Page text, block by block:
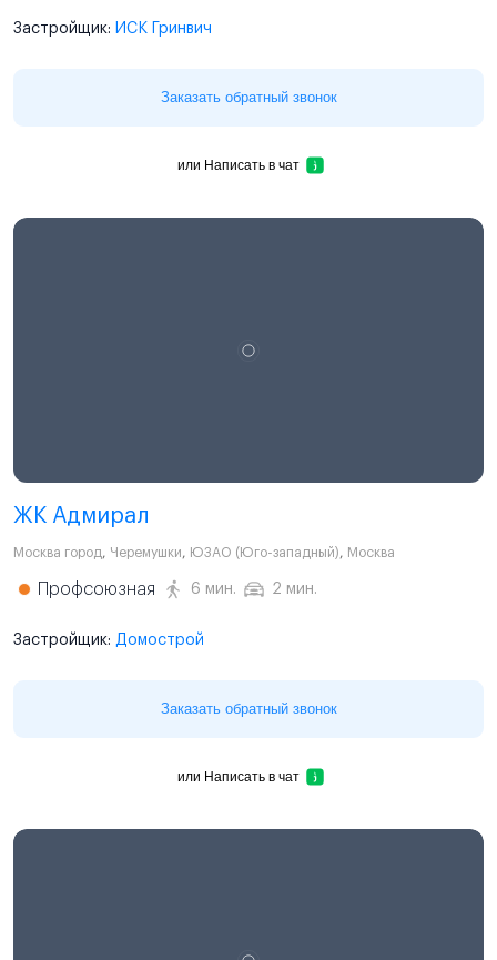
Застройщик: ИСК Гринвич
Заказать обратный звонок
или Написать в чат
ЖК Адмирал
Москва город, Черемушки, ЮЗАО (Юго-западный), Москва
Профсоюзная 6 мин. 2 мин.
Застройщик: Домострой
Заказать обратный звонок
или Написать в чат